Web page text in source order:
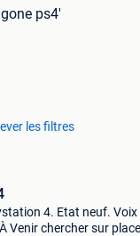
ps4'
les filtres
4. Etat neuf. Voix
Venir chercher sur